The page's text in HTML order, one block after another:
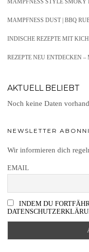
MAMPFNESS STYLE SMOKY
MAMPFNESS DUST | BBQ
INDISCHE REZEPTE MIT
REZEPTE NEU ENTDECKEN
AKTUELL BELIEBT
Noch keine Daten
NEWSLETTER
Wir informieren dich
EMAIL
INDEM DU